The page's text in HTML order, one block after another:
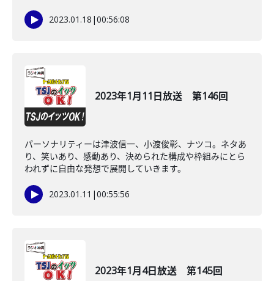
2023.01.18 |00:56:08
2023年1月11日放送 第146回
パーソナリティーは津波信一、小渡俊彰、ナツコ。ネタあ
り、笑いあり、感動あり、決められた構成や枠組みにとら
われずに自由な発想で展開していきます。
2023.01.11 |00:55:56
2023年1月4日放送 第145回